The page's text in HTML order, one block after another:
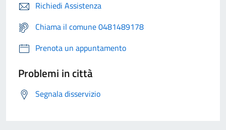
Richiedi Assistenza
Chiama il comune 0481489178
Prenota un appuntamento
Problemi in città
Segnala disservizio